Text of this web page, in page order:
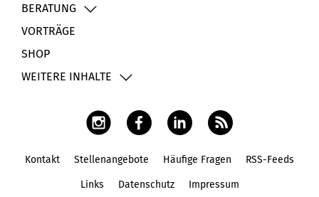
BERATUNG
VORTRÄGE
SHOP
WEITERE INHALTE
Kontakt Stellenangebote Häufige Fragen RSS-Feeds
Links Datenschutz Impressum